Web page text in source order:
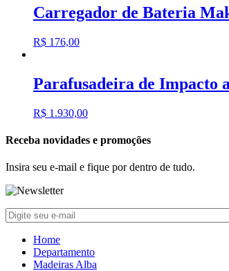
Carregador de Bateria
R$ 176,00
Parafusadeira de Impacto
R$ 1.930,00
Receba novidades e promoções
Insira seu e-mail e fique por dentro de tudo.
Home
Departamento
Madeiras Alba